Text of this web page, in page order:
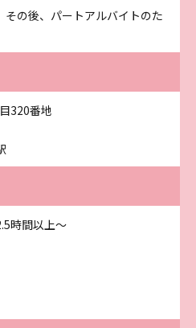
の後、パートアルバイトのた
320番地
時間以上～